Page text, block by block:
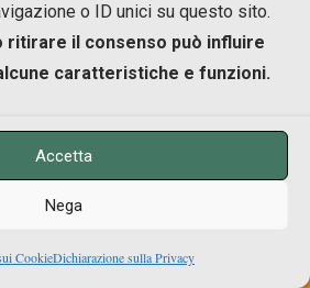
o ID unici su questo sito.
ritirare il consenso può influire
caratteristiche e funzioni.
Accetta
Nega
CookieDichiarazione sulla Privacy
ancora in modo teorico o
questa volta?
andare sul pratico, per renderti
questo articolo e dare valore al